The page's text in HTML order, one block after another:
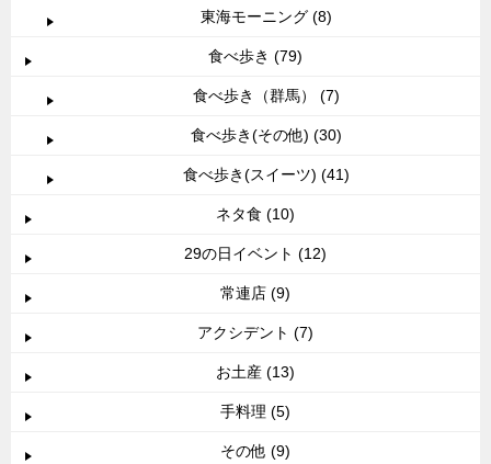
東海モーニング (8)
食べ歩き (79)
食べ歩き（群馬） (7)
食べ歩き(その他) (30)
食べ歩き(スイーツ) (41)
ネタ食 (10)
29の日イベント (12)
常連店 (9)
アクシデント (7)
お土産 (13)
手料理 (5)
その他 (9)